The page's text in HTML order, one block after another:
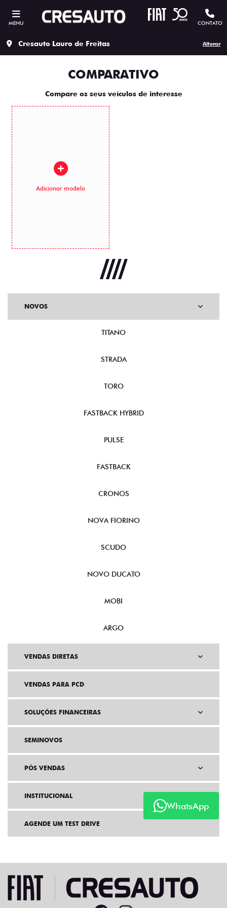
MENU CONTATO
Cresauto Lauro de Freitas Alterar
COMPARATIVO
Compare os seus veículos de interesse
Adicionar modelo
WhatsApp
NOVOS
TITANO
STRADA
TORO
FASTBACK HYBRID
PULSE
FASTBACK
CRONOS
NOVA FIORINO
SCUDO
NOVO DUCATO
MOBI
ARGO
VENDAS DIRETAS
VENDAS PARA PCD
SOLUÇÕES FINANCEIRAS
SEMINOVOS
PÓS VENDAS
INSTITUCIONAL
AGENDE UM TEST DRIVE